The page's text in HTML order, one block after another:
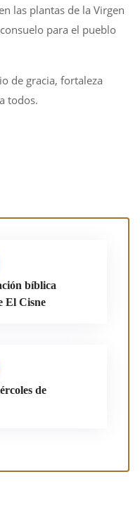
las plantas de la Virgen
para el pueblo
de gracia, fortaleza
todos.
bíblica
El Cisne
de